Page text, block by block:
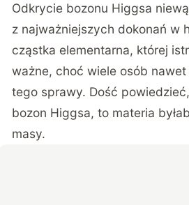
Odkrycie bozonu Higgsa
z najważniejszych dokonań w
cząstka elementarna, której
ważne, choć wiele osób
tego sprawy. Dość
bozon Higgsa, to materia
masy.